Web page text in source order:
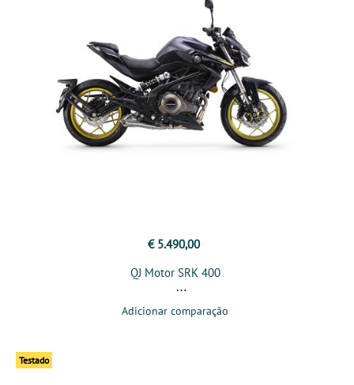
€ 5.490,00
QJ Motor SRK 400
Adicionar comparação
Testado